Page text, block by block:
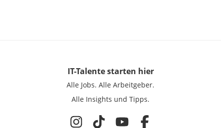
IT-Talentestarten hier
Alle Jobs. Alle Arbeitgeber.
Alle Insights und Tipps.